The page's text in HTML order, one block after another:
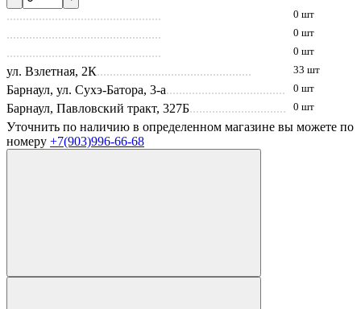
0 шт
0 шт
0 шт
ул. Взлетная, 2К 33 шт
Барнаул, ул. Сухэ-Батора, 3-а 0 шт
Барнаул, Павловский тракт, 327Б 0 шт
Уточнить по наличию в определенном магазине вы можете по
номеру +7(903)996-66-68